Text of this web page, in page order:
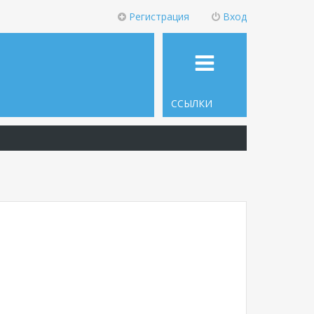
Вход
Регистрация
ССЫЛКИ